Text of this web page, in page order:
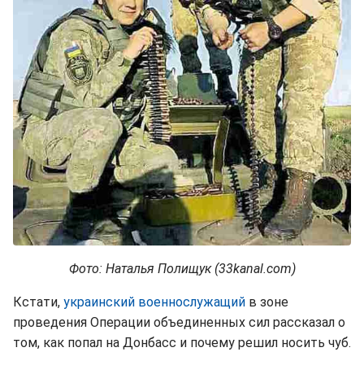
Фото: Наталья Полищук (33kanal.com)
Кстати, украинский военнослужащий в зоне
проведения Операции объединенных сил рассказал о
том, как попал на Донбасс и почему решил носить чуб.